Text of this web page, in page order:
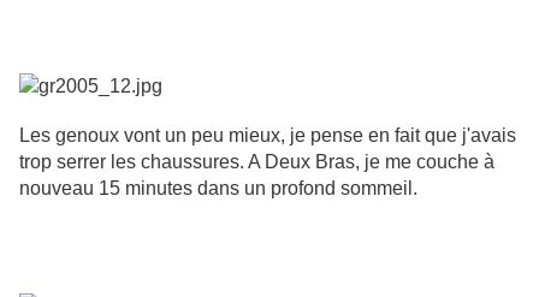
Les genoux vont un peu mieux, je pense en fait que j'avais
trop serrer les chaussures. A Deux Bras, je me couche à
nouveau 15 minutes dans un profond sommeil.